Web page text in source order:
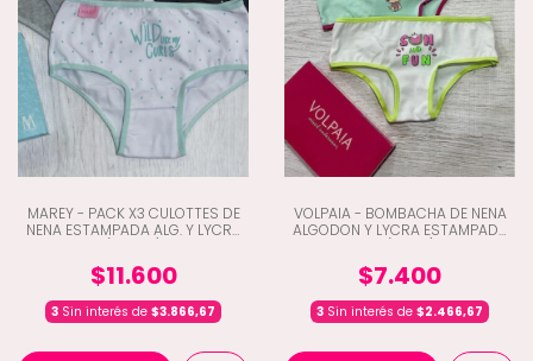
MAREY - PACK X3 CULOTTES DE
NENA ESTAMPADA ALG. Y LYCRA
$11.600
3 Sin interés de $3.866,67
VOLPAIA - BOMBACHA DE NENA
ALGODON Y LYCRA ESTAMPADA
$7.400
3 Sin interés de $2.466,67